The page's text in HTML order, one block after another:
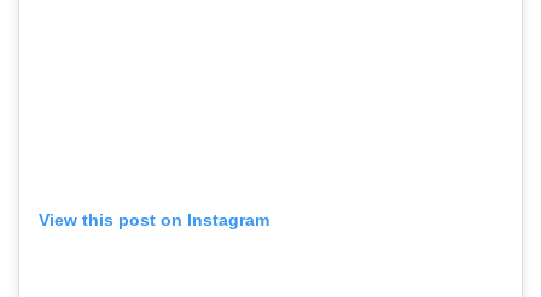
View this post on Instagram